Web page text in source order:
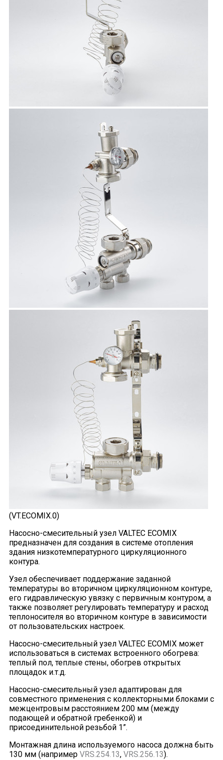
(VT.ECOMIX.0)
Насосно-смесительный узел VALTEC ECOMIX
предназначен для создания в системе отопления
здания низкотемпературного циркуляционного
контура.
Узел обеспечивает поддержание заданной
температуры во вторичном циркуляционном контуре,
его гидравлическую увязку с первичным контуром, а
также позволяет регулировать температуру и расход
теплоносителя во вторичном контуре в зависимости
от пользовательских настроек.
Насосно-смесительный узел VALTEC ECOMIX может
использоваться в системах встроенного обогрева:
теплый пол, теплые стены, обогрев открытых
площадок и.т.д.
Насосно-смесительный узел адаптирован для
совместного применения с коллекторными блоками с
межцентровым расстоянием 200 мм (между
подающей и обратной гребенкой) и
присоединительной резьбой 1”.
Монтажная длина используемого насоса должна быть
130 мм (например VRS.254.13, VRS.256.13).